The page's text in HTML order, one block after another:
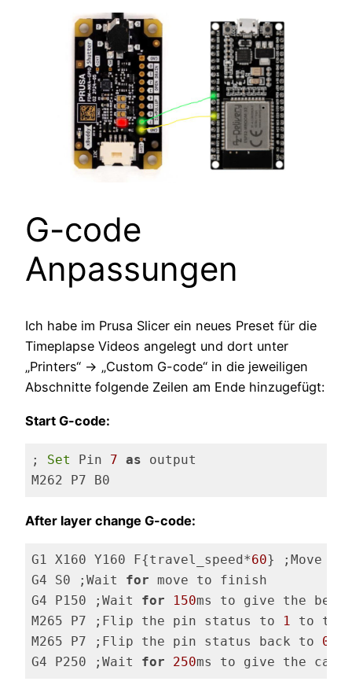
G-code
Anpassungen
Ich habe im Prusa Slicer ein neues Preset für die
Timeplapse Videos angelegt und dort unter
„Printers“ -> „Custom G-code“ in die jeweiligen
Abschnitte folgende Zeilen am Ende hinzugefügt:
Start G-code:
; Set Pin 7 as output
After layer change G-code:
G1 X160 Y160 F{travel_speed*60} ;Move
G4 S0 ;Wait for move to finish
G4 P150 ;Wait for 150ms to give the bed
M265 P7 ;Flip the pin status to 1 to
M265 P7 ;Flip the pin status back to 0
G4 P250 ;Wait for 250ms to give the